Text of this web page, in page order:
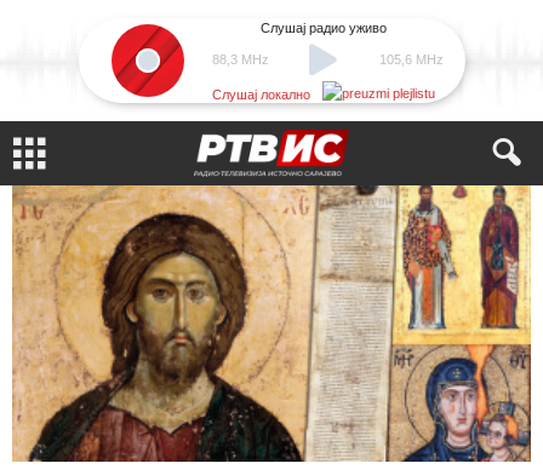
88,3 MHz
Слушај радио уживо
105,6 MHz
Слушај локално